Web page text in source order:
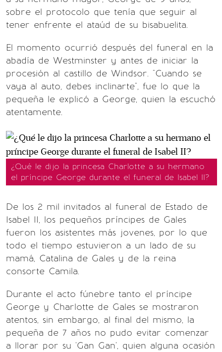
sobre el protocolo que tenía que seguir al
tener enfrente el ataúd de su bisabuelita.
El momento ocurrió después del funeral en la
abadía de Westminster y antes de iniciar la
procesión al castillo de Windsor. "Cuando se
vaya al auto, debes inclinarte", fue lo que la
pequeña le explicó a George, quien la escuchó
atentamente.
¿Qué le dijo la princesa Charlotte a su hermano
el príncipe George durante el funeral de Isabel II?
De los 2 mil invitados al funeral de Estado de
Isabel II, los pequeños príncipes de Gales
fueron los asistentes más jovenes, por lo que
todo el tiempo estuvieron a un lado de su
mamá, Catalina de Gales y de la reina
consorte Camila.
Durante el acto fúnebre tanto el príncipe
George y Charlotte de Gales se mostraron
atentos, sin embargo, al final del mismo, la
pequeña de 7 años no pudo evitar comenzar
a llorar por su 'Gan Gan', quien alguna ocasión